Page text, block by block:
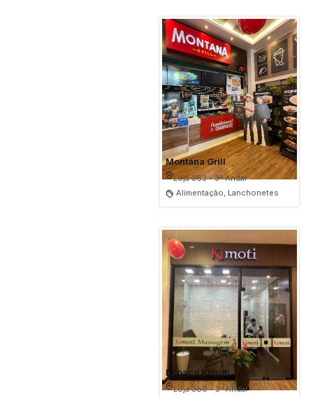
Montana Grill
Loja 363 - 3º Andar
Alimentação, Lanchonetes
Espaco Kimoti
Loja 380 - 3º Andar